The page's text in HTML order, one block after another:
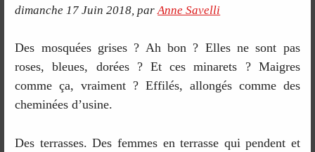
dimanche 17 Juin 2018,parAnne Savelli
Des mosquées grises ? Ah bon ? Elles ne sont pas
roses, bleues, dorées ? Et ces minarets ? Maigres
comme ça, vraiment ? Effilés, allongés comme des
cheminées d’usine.
Des terrasses. Des femmes en terrasse qui pendent et